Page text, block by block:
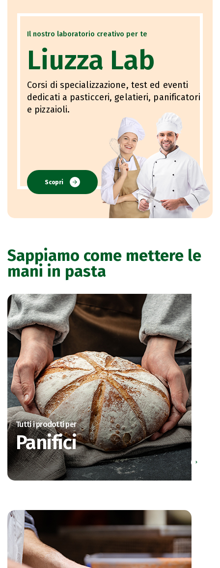
Il nostro laboratorio creativo per te
Liuzza Lab
Corsi di specializzazione, test ed eventi
dedicati a pasticceri, gelatieri, panificatori
e pizzaioli.
Scopri
Sappiamo come mettere le
mani in pasta
Tutti i prodotti per
Panifici